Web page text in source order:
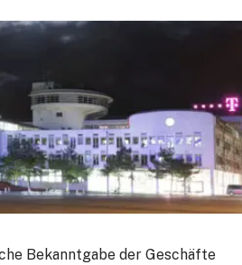
Bekanntgabe der Geschäfte